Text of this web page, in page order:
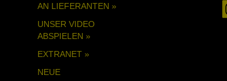
AN LIEFERANTEN »
UNSER VIDEO
ABSPIELEN »
EXTRANET »
NEUE